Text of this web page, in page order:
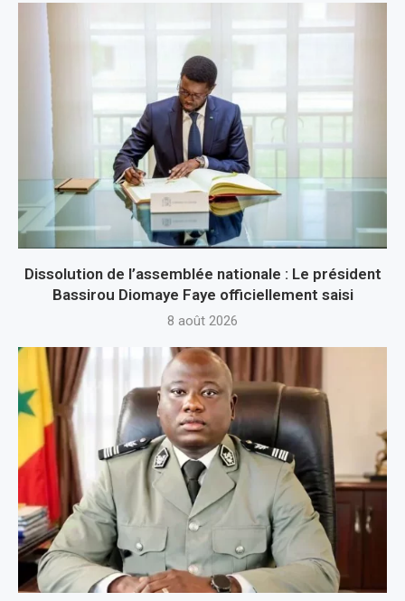
Dissolution de l’assemblée nationale : Le président
Bassirou Diomaye Faye officiellement saisi
8 août 2026